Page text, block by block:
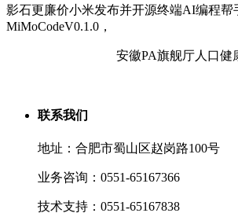
影石更廉价小米发布并开源终端AI编程帮
MiMoCodeV0.1.0，
安徽PA旗舰厅人口健
联系我们
地址：合肥市蜀山区赵岗路100号
业务咨询：0551-65167366
技术支持：0551-65167838